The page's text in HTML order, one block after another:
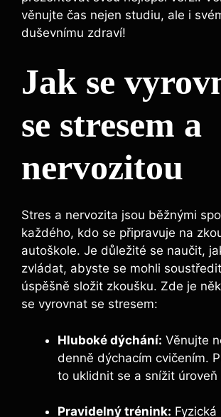
věnujte čas nejen studiu, ale i
duševnímu zdraví!
Jak se
se stresem a
nervozitou
Stres a nervozita jsou běžnými
každého, kdo se připravuje na
autoškole. Je důležité se naučit,
zvládat, abyste se mohli
úspěšně složit zkoušku. Zde je
se vyrovnat se stresem:
Hluboké dýchání: Věnujte
denně dýchacím cvičením.
to uklidnit se a snížit úroveň
Pravidelný trénink: